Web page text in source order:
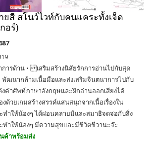
สี สโนว์ไวท์กับคนแคระทั้งเจ็ด
อร์)
ารด้าน • เสริมสร้างนิสัยรักการอ่านไปกับสุด
ฒนากล้ามเนื้อมือและส่งเสริมจินตนาการไปกับ
งคำศัพท์ภาษาอังกฤษและฝึกอ่านออกเสียงได้
งด้วยเกมสร้างสรรค์แสนสนุกจากเนื้อเรื่องใน
ทำให้น้องๆ ได้ผ่อนคลายมีและสมาธิจดจ่อกับสิ่ง
ำให้น้องๆ มีความสุขและมีชีวิตชีวานะจ๊ะ
ค้าพร้อมส่ง